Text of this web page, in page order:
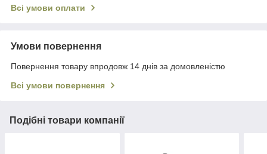
Всі умови оплати
Умови повернення
Повернення товару впродовж 14 днів за домовленістю
Всі умови повернення
Подібні товари компанії